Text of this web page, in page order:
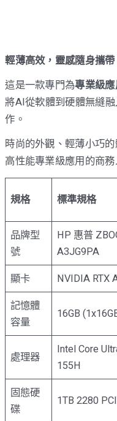
輕薄高效，靈感隨身攜帶
這是一款專門為專業級應
將AI從軟體到硬體無縫
作。
時尚的外觀、輕薄小巧
高性能專業級應用的商
規格 標準規格
品牌型
號
HP 惠普
A3JG9PA
顯卡 NVIDIA RTX
記憶體
容量
16GB
處理器
Intel Core
155H
固態硬
碟
1TB 2280